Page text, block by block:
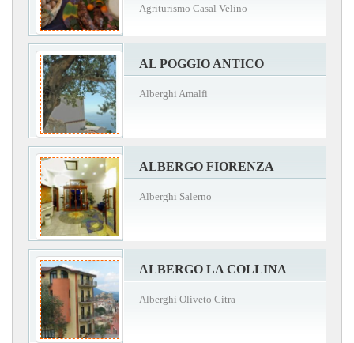
Agriturismo Casal Velino
AL POGGIO ANTICO
Alberghi Amalfi
ALBERGO FIORENZA
Alberghi Salerno
ALBERGO LA COLLINA
Alberghi Oliveto Citra